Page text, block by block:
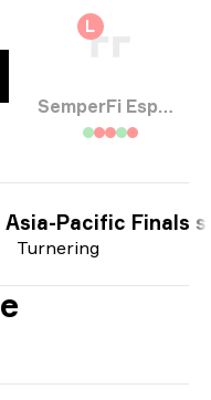
L
SemperFi Esports
Turnering
Asia-Pacific Finals